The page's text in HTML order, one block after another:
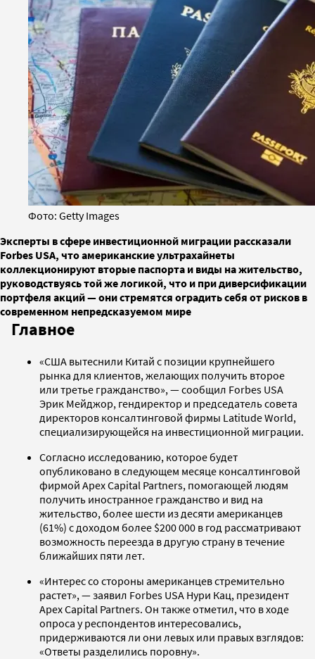
Фото: Getty Images
Эксперты в сфере инвестиционной миграции рассказали
Forbes USA, что американские ультрахайнеты
коллекционируют вторые паспорта и виды на жительство,
руководствуясь той же логикой, что и при диверсификации
портфеля акций — они стремятся оградить себя от рисков в
современном непредсказуемом мире
Главное
«США вытеснили Китай с позиции крупнейшего
рынка для клиентов, желающих получить второе
или третье гражданство», — сообщил Forbes USA
Эрик Мейджор, гендиректор и председатель совета
директоров консалтинговой фирмы Latitude World,
специализирующейся на инвестиционной миграции.
Согласно исследованию, которое будет
опубликовано в следующем месяце консалтинговой
фирмой Apex Capital Partners, помогающей людям
получить иностранное гражданство и вид на
жительство, более шести из десяти американцев
(61%) с доходом более $200 000 в год рассматривают
возможность переезда в другую страну в течение
ближайших пяти лет.
«Интерес со стороны американцев стремительно
растет», — заявил Forbes USA Нури Кац, президент
Apex Capital Partners. Он также отметил, что в ходе
опроса у респондентов интересовались,
придерживаются ли они левых или правых взглядов:
«Ответы разделились поровну».